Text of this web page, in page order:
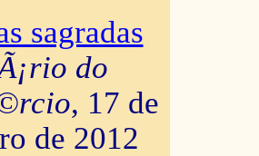
sagradas
do
, 17 de
de 2012